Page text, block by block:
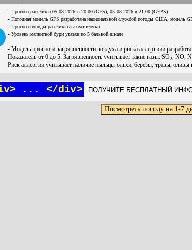
- Прогноз рассчитан 05.08.2026 в 20:00 (GFS), 05.08.2026 в 21:00 (GEPS)
- Погодная модель GFS разработана национальной службой погоды США, модель
- Прогноз погоды рассчитан автоматически
- Уровень магнитной бури указан по 5 бальной шкале
- Модель прогноза загрязненности воздуха и риска аллергиии
Показатель от 0 до 5. Загрязненность учитывает такие газы: SO2 , NO,
Риск аллергии учитывает наличие пыльцы ольхи, березы, травы, оливы
... </div> ПОЛУЧИТЕ БЕСПЛАТНЫЙ